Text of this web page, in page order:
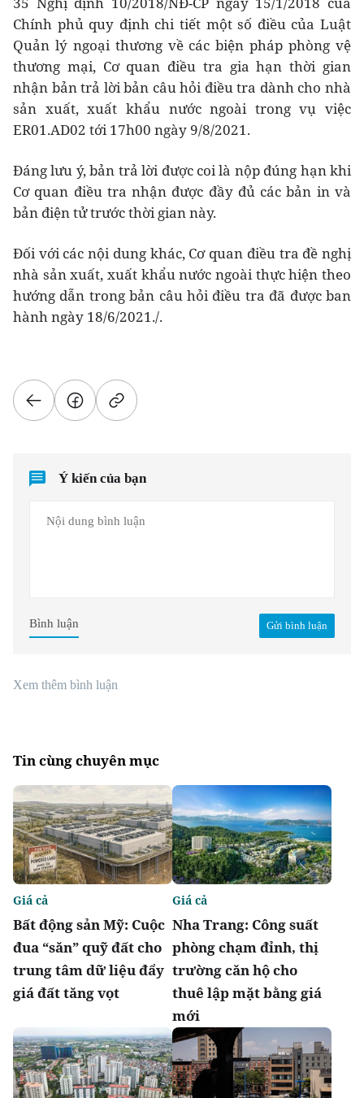
Chính phủ quy định chi tiết một số điều của Luật
Quản lý ngoại thương về các biện pháp phòng vệ
thương mại, Cơ quan điều tra gia hạn thời gian
nhận bản trả lời bản câu hỏi điều tra dành cho nhà
sản xuất, xuất khẩu nước ngoài trong vụ việc
ER01.AD02 tới 17h00 ngày 9/8/2021.
Đáng lưu ý, bản trả lời được coi là nộp đúng hạn khi
Cơ quan điều tra nhận được đầy đủ các bản in và
bản điện tử trước thời gian này.
Đối với các nội dung khác, Cơ quan điều tra đề nghị
nhà sản xuất, xuất khẩu nước ngoài thực hiện theo
hướng dẫn trong bản câu hỏi điều tra đã được ban
hành ngày 18/6/2021./.
Ý kiến của bạn
Gửi bình luận
Bình luận
Xem thêm bình luận
Tin cùng chuyên mục
Bất động sản Mỹ: Cuộc
đua “săn” quỹ đất cho
trung tâm dữ liệu đẩy
giá đất tăng vọt
Giá cả
Nha Trang: Công suất
phòng chạm đỉnh, thị
trường căn hộ cho
thuê lập mặt bằng giá
mới
Giá cả